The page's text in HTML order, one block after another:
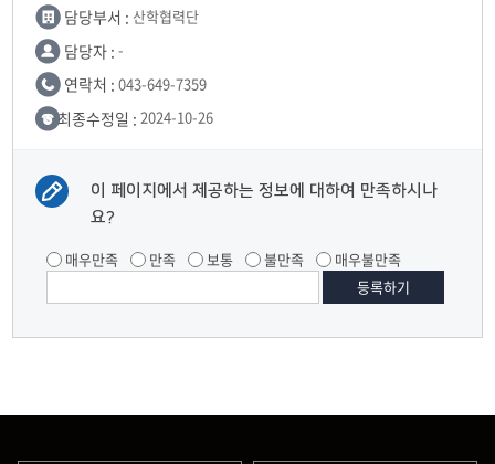
담당부서 : 산학협력단
담당자 : -
연락처 : 043-649-7359
최종수정일 : 2024-10-26
이 페이지에서 제공하는 정보에 대하여 만족하시나
요?
매우만족 만족 보통 불만족 매우불만족